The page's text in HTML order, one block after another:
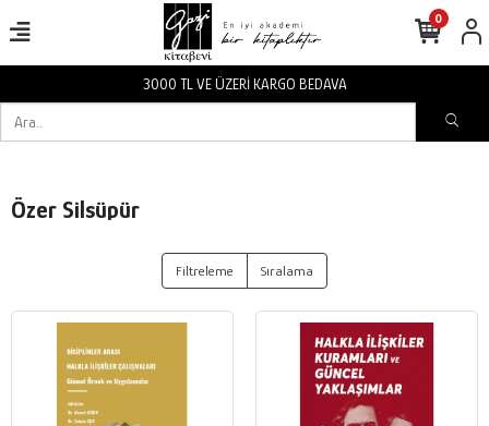
3000 TL VE ÜZERİ KARGO BEDAVA
0
Özer Silsüpür
Filtreleme Sıralama